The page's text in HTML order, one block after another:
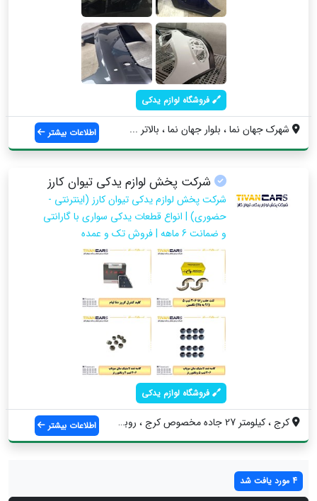
فروشگاه لوازم یدکی
شهرک جهان نما ، بلوار جهان نما ، بالاتر ... اطلاعات بیشتر
شرکت پخش لوازم یدکی تیوان کارز
شرکت پخش لوازم یدکی تیوان کارز (اینترنتی -
حضوری) | انواع قطعات یدکی سواری با گارانتی
و ضمانت 6 ماهه | فروش تک و عمده
فروشگاه لوازم یدکی
کرج ، کیلومتر 27 جاده مخصوص کرج ، روبه ر... اطلاعات بیشتر
4 مورد یافت شد